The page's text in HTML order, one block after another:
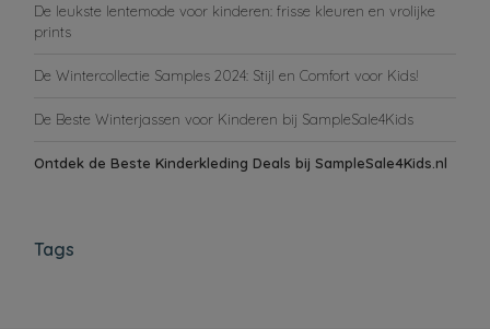
De leukste lentemode voor kinderen: frisse kleuren en vrolijke
prints
De Wintercollectie Samples 2024: Stijl en Comfort voor Kids!
De Beste Winterjassen voor Kinderen bij SampleSale4Kids
Ontdek de Beste Kinderkleding Deals bij SampleSale4Kids.nl
Tags